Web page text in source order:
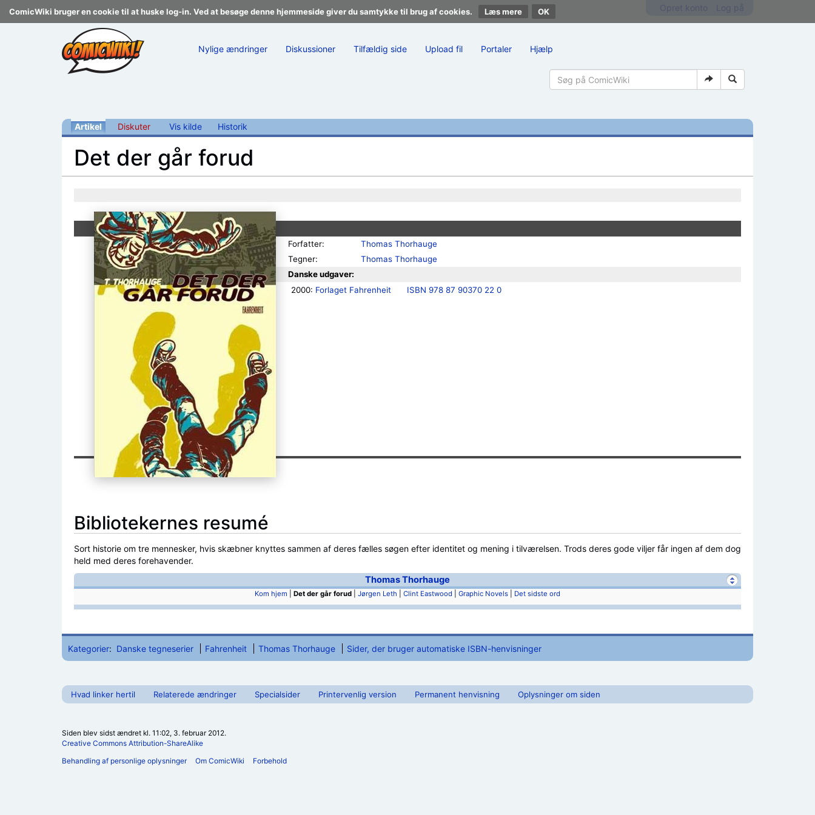
ComicWiki bruger en cookie til at huske log-in. Ved at besøge denne hjemmeside giver du samtykke til brug af cookies. Læs mere
Nylige ændringer Diskussioner Tilfældig side Upload fil Portaler Hjælp
Artikel Diskuter Vis kilde Historik
Det der går forud
Forfatter:
Thomas Thorhauge
Tegner:
Thomas Thorhauge
Danske udgaver:
2000: Forlaget Fahrenheit ISBN 978 87 90370 22 0
Bibliotekernes resumé
Sort historie om tre mennesker, hvis skæbner knyttes sammen af deres fælles søgen efter identitet og mening i tilværelsen. Trods deres gode viljer får ingen af dem dog
held med deres forehavender.
Thomas Thorhauge
Kom hjem Det der går forud Jørgen Leth Clint Eastwood Graphic Novels Det sidste ord
Kategorier: Danske tegneserier Fahrenheit Thomas Thorhauge Sider, der bruger automatiske ISBN-henvisninger
Hvad linker hertil Relaterede ændringer Specialsider Printervenlig version Permanent henvisning Oplysninger om siden
Siden blev sidst ændret kl. 11:02, 3. februar 2012.
Creative Commons Attribution-ShareAlike
Behandling af personlige oplysninger
Om ComicWiki Forbehold